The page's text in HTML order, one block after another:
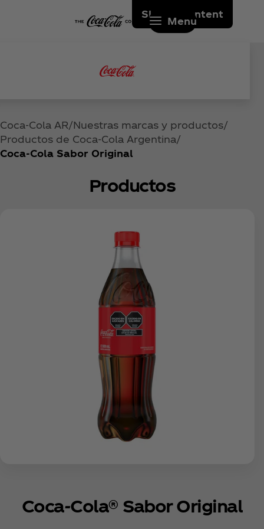
Skip to content
Menu
Coca‑Cola AR Nuestras marcas y productos
Productos de Coca‑Cola Argentina
Coca‑Cola Sabor Original
Productos
Coca‑Cola® Sabor Original